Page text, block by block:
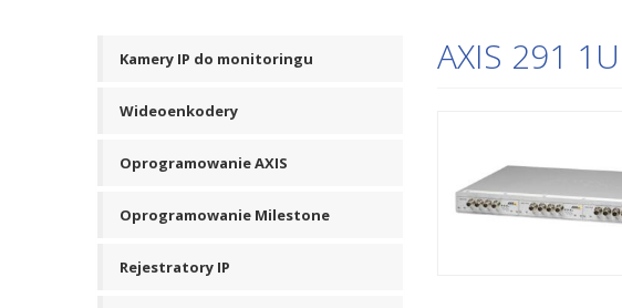
AXIS 291 1U
Kamery IP do monitoringu
Wideoenkodery
Oprogramowanie AXIS
Oprogramowanie Milestone
Rejestratory IP